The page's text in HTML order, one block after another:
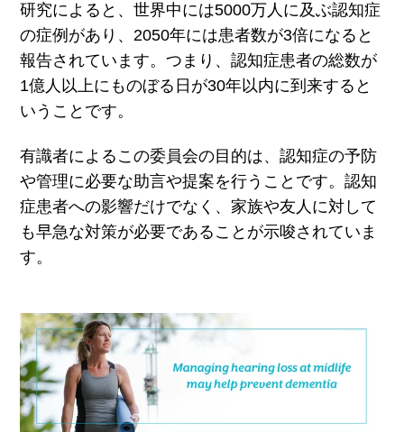
研究によると、世界中には5000万人に及ぶ認知症
の症例があり、2050年には患者数が3倍になると
報告されています。つまり、認知症患者の総数が
1億人 以上にものぼる日が30年以内に到来すると
いうことです。
有識者によるこの委員会の目的は、認知症の予防
や管理に必要な助言や提案を行うことです。認知
症患者への影響だけでなく、家族や友人に対して
も早急な対策が必要であることが示唆されていま
す。